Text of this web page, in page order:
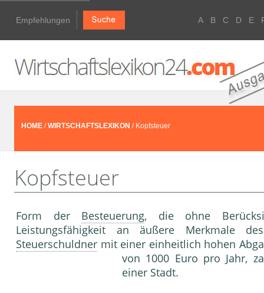
Empfehlungen A B C D E
HOME /WIRTSCHAFTSLEXIKON / Kopfsteuer
Kopfsteuer
Form der Besteuerung, die ohne
Leistungsfähigkeit an äußere Merkmale
Steuerschuldner mit einer einheitlich hohen
von 1000 Euro pro Jahr,
einer Stadt.